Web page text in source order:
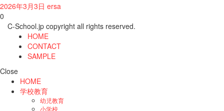
2026年3月3日 ersa
0
C-School.jp copyright all rights reserved.
HOME
CONTACT
SAMPLE
Close
HOME
学校教育
幼児教育
小学校